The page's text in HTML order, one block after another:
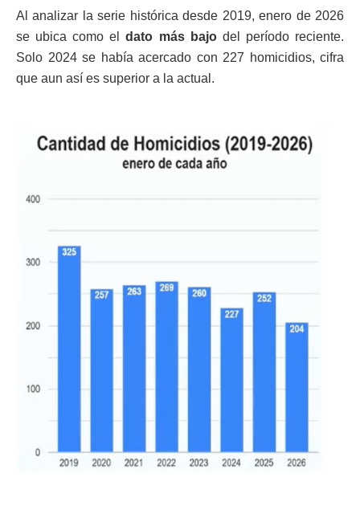
Al analizar la serie histórica desde 2019, enero de 2026
se ubica como eldato más bajodel período reciente.
Solo 2024 se había acercado con 227 homicidios, cifra
que aun así es superior a la actual.